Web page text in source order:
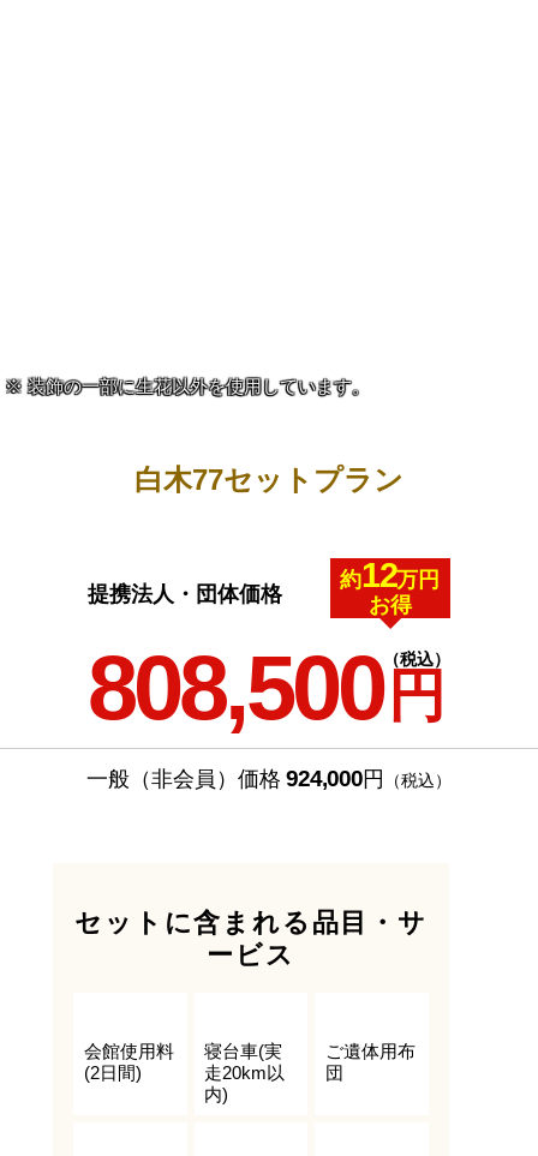
白木77セットプラン
提携法人・団体価格
808,500 円
（税込）
約12万円
お得
一般（非会員）価格 924,000円 （税込）
装飾の一部に生花以外を使用しています。
セットに含まれる品目・サ
ービス
会館使用料
(2日間)
寝台車(実
走20km以
内)
ご遺体用布
団